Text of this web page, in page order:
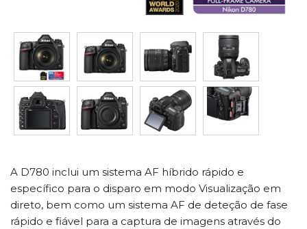
A D780 inclui um sistema AF híbrido rápido e
específico para o disparo em modo Visualização em
direto, bem como um sistema AF de deteção de fase
rápido e fiável para a captura de imagens através do